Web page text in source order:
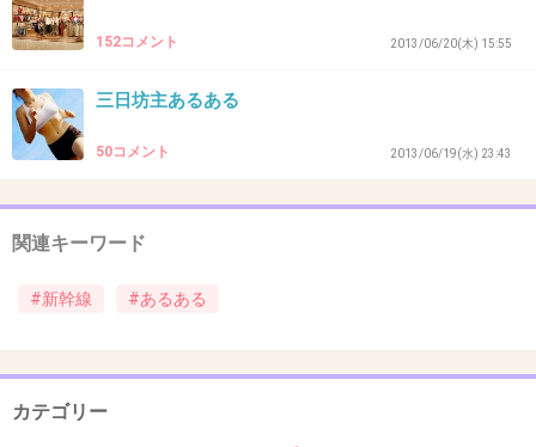
34. 匿名2013/09/12(木) 20:19:34
小さな男の子は新幹線が本当に好き。
+107 -2
指定席がらがらのとき、自由席のDQNが「余っ
てるからいいんじゃんw」と言って指定席に座
りに来る。
152コメント 2013/06/20(木) 15:55
三日坊主あるある
50コメント 2013/06/19(水) 23:43
関連キーワード
#新幹線 #あるある
カテゴリー